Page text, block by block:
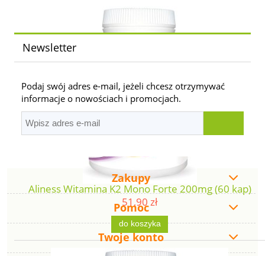
Aliness Witamina K2 Mono Forte 200mg (60 kap)
51,90 zł
do koszyka
Newsletter
Podaj swój adres e-mail, jeżeli chcesz otrzymywać
informacje o nowościach i promocjach.
Zakupy
Pomoc
Twoje konto